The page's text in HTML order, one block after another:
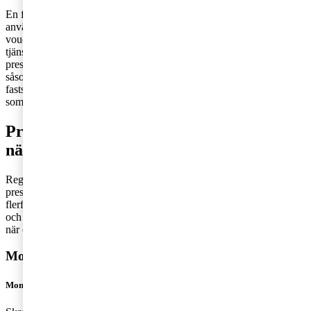
En flerfunktionsvoucher representerar oftast ett fast värde och kan
användas för flera ändamål, det vill säga kunden kan själv välja vad
vouchern ska bytas ut mot. Det framgår alltså inte vilken vara eller
tjänst som vouchern gäller. Exempel på en flerfunktionsvoucher är
presentkort på varuhus som säljer varor med flera olika momssatser
såsom kläder och livsmedel. Eftersom momsen i detta fall inte kan
fastställas när vouchern ställs ut ska ett sådant presentkort hanteras
som en flerfunktionsvoucher.
Presentkort – vilka momsregler gäller
när och för vem?
Reglerna för hur momsen ska hanteras är olika beroende på om
presentkortet är en enfunktionsvoucher eller en
flerfunktionsvoucher. Det är olika regler för säljaren av presentkortet
och köparen av presentkortet. Här reder vi ut vilka regler som gäller
när och för vem:
Momsregler för enfunktionsvoucher
Momsregler för utställaren